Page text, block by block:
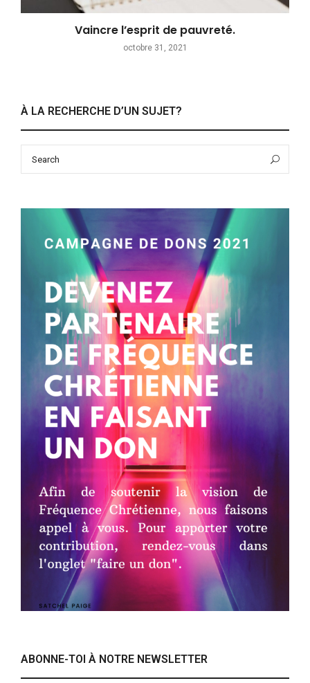
Vaincre l’esprit de pauvreté.
octobre 31, 2021
À LA RECHERCHE D’UN SUJET?
ABONNE-TOI À NOTRE NEWSLETTER